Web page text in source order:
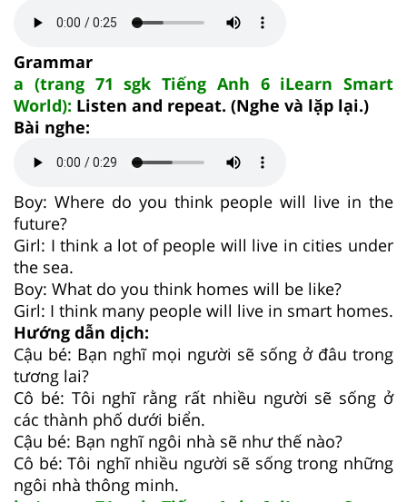
Grammar
a (trang 71 sgk Tiếng Anh 6 iLearn Smart
World): Listen and repeat. (Nghe và lặp lại.)
Bài nghe:
Boy: Where do you think people will live in the
future?
Girl: I think a lot of people will live in cities under
the sea.
Boy: What do you think homes will be like?
Girl: I think many people will live in smart homes.
Hướng dẫn dịch:
Cậu bé: Bạn nghĩ mọi người sẽ sống ở đâu trong
tương lai?
Cô bé: Tôi nghĩ rằng rất nhiều người sẽ sống ở
các thành phố dưới biển.
Cậu bé: Bạn nghĩ ngôi nhà sẽ như thế nào?
Cô bé: Tôi nghĩ nhiều người sẽ sống trong những
ngôi nhà thông minh.